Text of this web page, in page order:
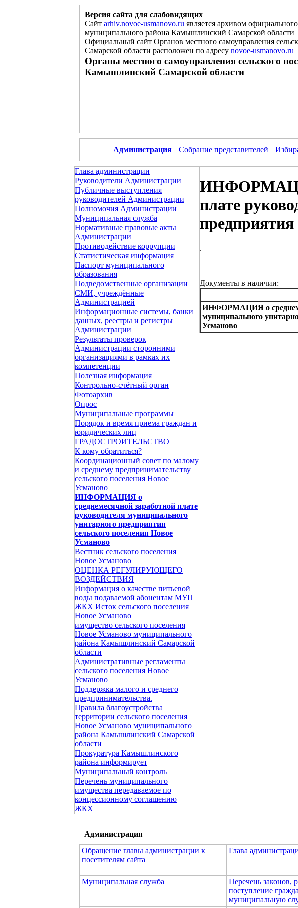
Версия сайта для слабовидящих
Сайт arhiv.novoe-usmanovo.ru является архивом
муниципального района Камышлинский Самарской области
Официальный сайт Органов местного самоуправления
Самарской области расположен по адресу novoe-usmanovo.ru
Органы местного самоуправления сельского
Камышлинский Самарской области
Администрация Собрание представителей
Глава администрации
Руководители Администрации
Публичные выступления
руководителей Администрации
Полномочия Администрации
Муниципальная служба
Нормативные правовые акты
Администрации
Противодействие коррупции
Статистическая информация
Паспорт муниципального
образования
Подведомственные организации
СМИ, учреждённые
Администрацией
Информационные системы, банки
данных, реестры и регистры
Администрации
Результаты проверок
Администрации сторонними
организациями в рамках их
компетенции
Полезная информация
Контрольно-счётный орган
Фотоархив
Опрос
Муниципальные программы
Порядок и время приема граждан и
юридических лиц
ГРАДОСТРОИТЕЛЬСТВО
К кому обратиться?
Координационный совет по малому
и среднему предпринимательству
сельского поселения Новое
Усманово
ИНФОРМАЦИЯ о
среднемесячной заработной плате
руководителя муниципального
унитарного предприятия
сельского поселения Новое
Усманово
Вестник сельского поселения
Новое Усманово
ОЦЕНКА РЕГУЛИРУЮЩЕГО
ВОЗДЕЙСТВИЯ
Информация о качестве питьевой
воды подаваемой абонентам МУП
ЖКХ Исток сельского поселения
Новое Усманово
имущество сельского поселения
Новое Усманово муниципального
района Камышлинский Самарской
области
Административные регламенты
сельского поселения Новое
Усманово
Поддержка малого и среднего
предпринимательства.
Правила благоустройства
территории сельского поселения
Новое Усманово муниципального
района Камышлинский Самарской
области
Прокуратура Камышлинского
района информирует
Муниципальный контроль
Перечень муниципального
имущества передаваемое по
концессионному соглашению
ЖКХ
плате
предприятия
.
Документы в наличии:
ИНФОРМАЦИЯ о
муниципального
Усманово
Администрация
Обращение главы администрации к
посетителям сайта
Глава
Муниципальная служба
Перечень законов,
поступление
муниципальную